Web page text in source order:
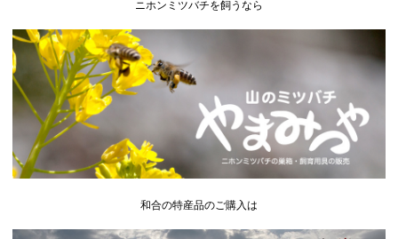
ニホンミツバチを飼うなら
和合の特産品のご購入は